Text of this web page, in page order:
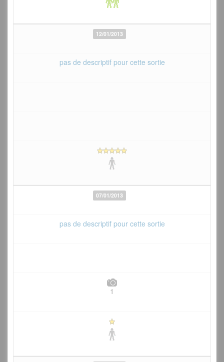
12/01/2013
pas de descriptif pour cette sortie
07/01/2013
pas de descriptif pour cette sortie
1